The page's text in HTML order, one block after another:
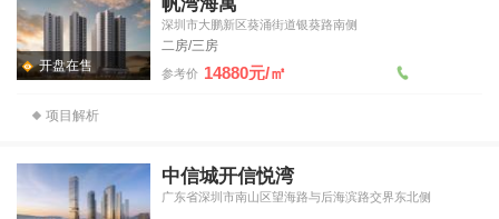
开盘在售
深圳市大鹏新区葵涌街道银葵路南侧
二房/三房
参考价 14880元/㎡
项目解析
中信城开信悦湾
广东省深圳市南山区望海路与后海滨路交界东北侧